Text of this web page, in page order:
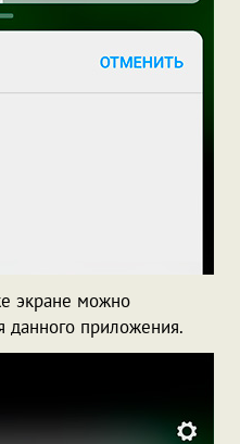
экране можно
данного приложения.